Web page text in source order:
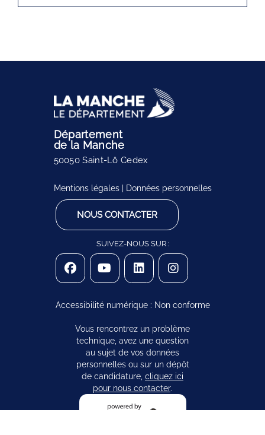
Département
de la Manche
50050 Saint-Lô Cedex
Mentions légales| Données personnelles
NOUS CONTACTER
SUIVEZ-NOUS SUR :
Accessibilité numérique : Non conforme
Vous rencontrez un problème
technique, avez une question
au sujet de vos données
personnelles ou sur un dépôt
de candidature, cliquez ici
pour nous contacter.